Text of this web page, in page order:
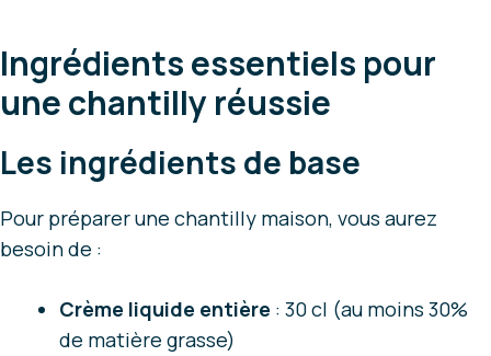
Ingrédients essentiels pour
une chantilly réussie
Les ingrédients de base
Pour préparer une chantilly maison, vous aurez
besoin de :
Crème liquide entière : 30 cl (au moins 30%
de matière grasse)